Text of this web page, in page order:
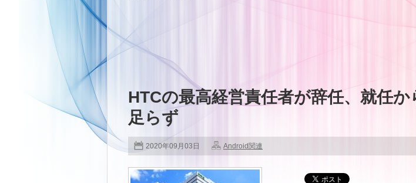
HTCの最高経営責任者が辞任、就任か
足らず
2020年09月03日 Android関連